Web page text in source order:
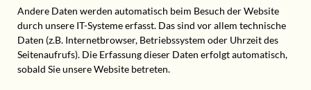
Andere Daten werden automatisch beim Besuch der Website
durch unsere IT-Systeme erfasst. Das sind vor allem technische
Daten (z.B. Internetbrowser, Betriebssystem oder Uhrzeit des
Seitenaufrufs). Die Erfassung dieser Daten erfolgt automatisch,
sobald Sie unsere Website betreten.